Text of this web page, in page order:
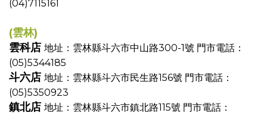
(04)7115161
(雲林)
雲科店 地址：雲林縣斗六市中山路300-1號 門市電話：
(05)5344185
斗六店 地址：雲林縣斗六市民生路156號 門市電話：
(05)5350923
鎮北店 地址：雲林縣斗六市鎮北路115號 門市電話：